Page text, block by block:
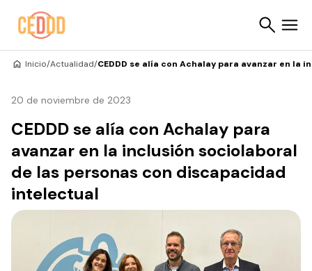
Inicio/Actualidad/CEDDD se alía con Achalay para avanzar en
20 de noviembre de 2023
CEDDD se alía con Achalay para
avanzar en la inclusión sociolaboral
de las personas con discapacidad
intelectual